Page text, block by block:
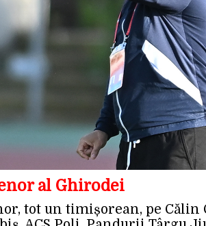
al Ghirodei
tot un timișorean, pe Călin